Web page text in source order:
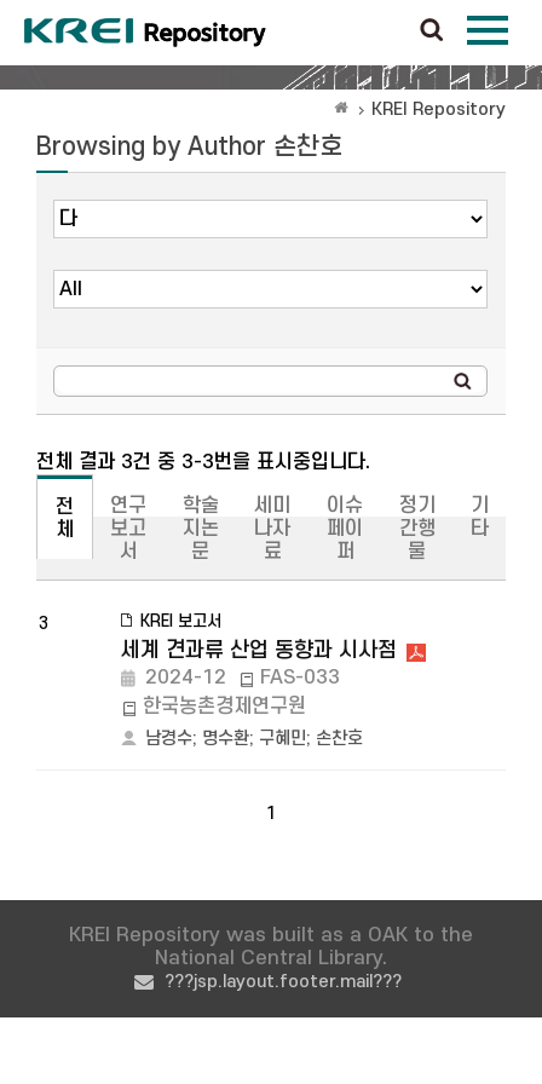
KREI Repository
Browsing by Author 손찬호
전체 결과 3건 중 3-3번을 표시중입니다.
전
체
연구
보고
서
학술
지논
문
세미
나자
료
이슈
페이
퍼
정기
간행
물
기
타
3 KREI 보고서
세계 견과류 산업 동향과 시사점
2024-12
FAS-033
한국농촌경제연구원
남경수; 명수환; 구혜민; 손찬호
1
KREI Repository was built as a OAK to the
National Central Library.
???jsp.layout.footer.mail???